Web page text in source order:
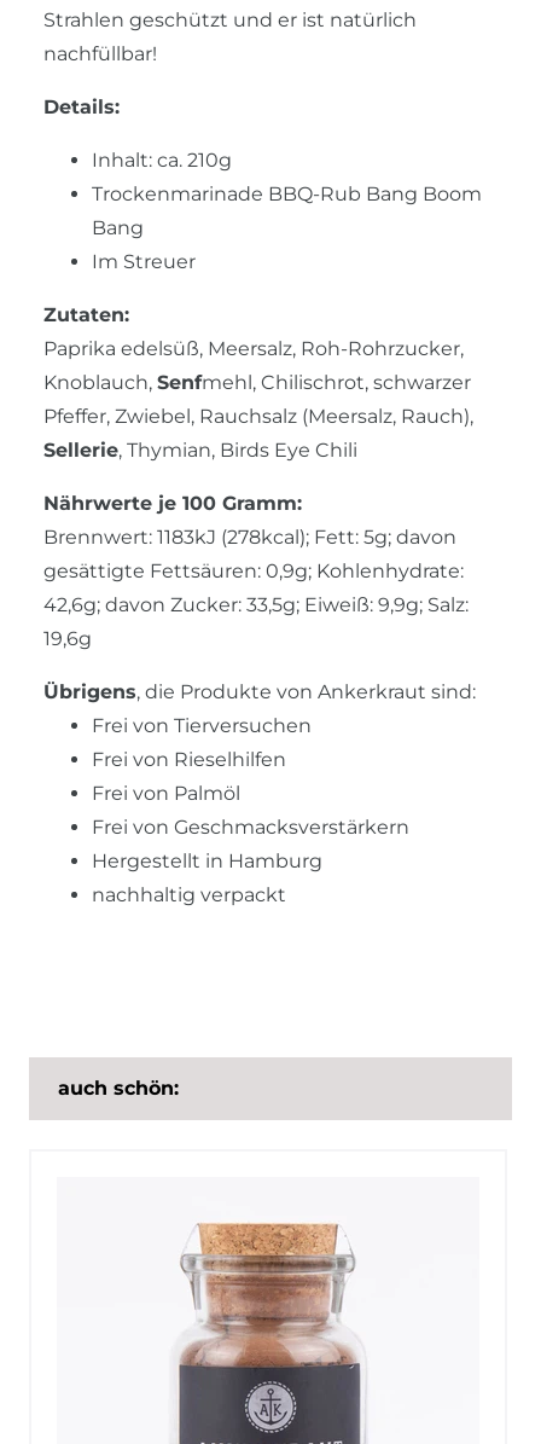
Strahlen geschützt und er ist natürlich
nachfüllbar!
Details:
Inhalt: ca. 210g
Trockenmarinade BBQ-Rub Bang Boom
Bang
Im Streuer
Zutaten:
Paprika edelsüß, Meersalz, Roh-Rohrzucker,
Knoblauch, Senfmehl, Chilischrot, schwarzer
Pfeffer, Zwiebel, Rauchsalz (Meersalz, Rauch),
Sellerie, Thymian, Birds Eye Chili
Nährwerte je 100 Gramm:
Brennwert: 1183kJ (278kcal); Fett: 5g; davon
gesättigte Fettsäuren: 0,9g; Kohlenhydrate:
42,6g; davon Zucker: 33,5g; Eiweiß: 9,9g; Salz:
19,6g
Übrigens, die Produkte von Ankerkraut sind:
Frei von Tierversuchen
Frei von Rieselhilfen
Frei von Palmöl
Frei von Geschmacksverstärkern
Hergestellt in Hamburg
nachhaltig verpackt
auch schön: